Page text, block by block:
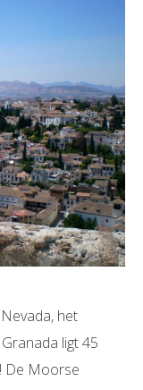
het
ligt 45
De Moorse